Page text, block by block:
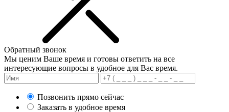
Обратный звонок
Мы ценим Ваше время и готовы ответить на все
интересующие вопросы в удобное для Вас время.
Позвонить прямо сейчас
Заказать в удобное время